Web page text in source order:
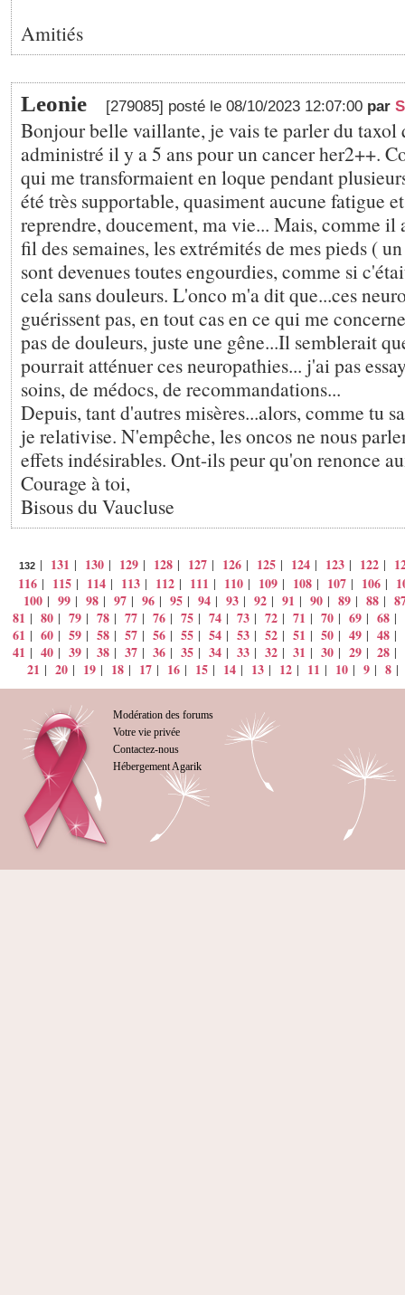
Amitiés
Leonie [279085] posté le 08/10/2023 12:07:00 par
Bonjour belle vaillante, je vais te parler du taxol
administré il y a 5 ans pour un cancer her2++.
qui me transformaient en loque pendant
été très supportable, quasiment aucune fatigue
reprendre, doucement, ma vie... Mais, comme il
fil des semaines, les extrémités de mes pieds (
sont devenues toutes engourdies, comme si
cela sans douleurs. L'onco m'a dit que...ces
guérissent pas, en tout cas en ce qui me
pas de douleurs, juste une gêne...Il semblerait
pourrait atténuer ces neuropathies... j'ai pas
soins, de médocs, de recommandations...
Depuis, tant d'autres misères...alors, comme tu
je relativise. N'empêche, les oncos ne nous
effets indésirables. Ont-ils peur qu'on renonce
Courage à toi,
Bisous du Vaucluse
132 | 131 | 130 | 129 | 128 | 127 | 126 | 125 | 124 | 123 | 122 |
116 | 115 | 114 | 113 | 112 | 111 | 110 | 109 | 108 | 107 | 106 |
100 | 99 | 98 | 97 | 96 | 95 | 94 | 93 | 92 | 91 | 90 | 89 | 88 |
81 | 80 | 79 | 78 | 77 | 76 | 75 | 74 | 73 | 72 | 71 | 70 | 69 | 68 |
61 | 60 | 59 | 58 | 57 | 56 | 55 | 54 | 53 | 52 | 51 | 50 | 49 | 48 |
41 | 40 | 39 | 38 | 37 | 36 | 35 | 34 | 33 | 32 | 31 | 30 | 29 | 28 |
21 | 20 | 19 | 18 | 17 | 16 | 15 | 14 | 13 | 12 | 11 | 10 | 9 | 8
Modération des forums
Votre vie privée
Contactez-nous
Hébergement Agarik